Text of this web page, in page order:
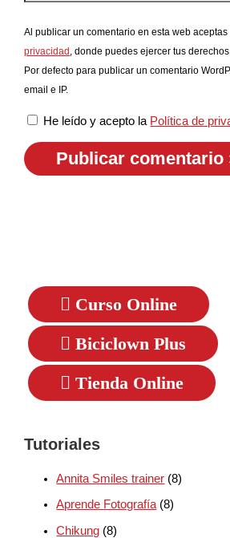
Al publicar un comentario en esta web
privacidad , donde puedes ejercer tus derechos.
Por defecto para publicar un comentario
email e IP.
He leído y acepto la Política de
Curso Online
Biciclown Plus
Tienda Online
Tutoriales
Annita Smiles trainer (8)
Aprende Fotografía(8)
Chikung (8)